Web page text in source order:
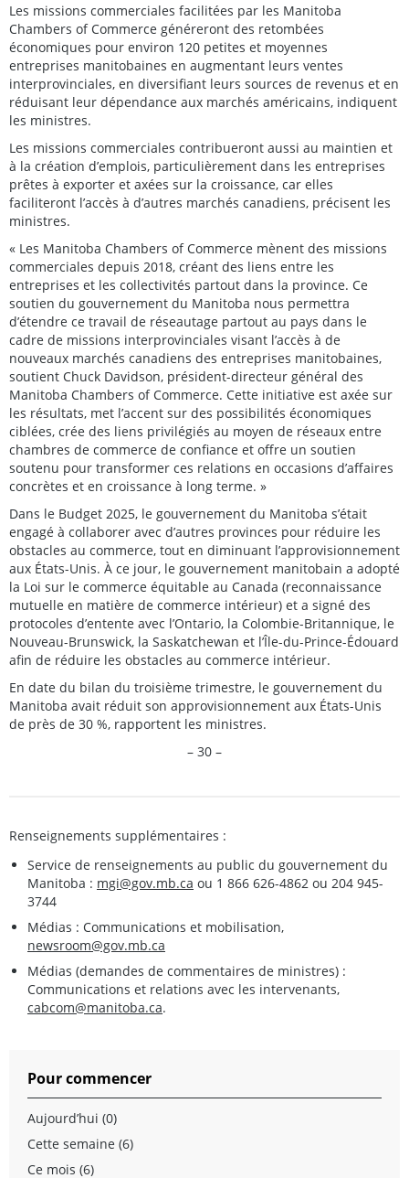
Les missions commerciales facilitées par les Manitoba
Chambers of Commerce généreront des retombées
économiques pour environ 120 petites et moyennes
entreprises manitobaines en augmentant leurs ventes
interprovinciales, en diversifiant leurs sources de revenus et en
réduisant leur dépendance aux marchés américains, indiquent
les ministres.
Les missions commerciales contribueront aussi au maintien et
à la création d’emplois, particulièrement dans les entreprises
prêtes à exporter et axées sur la croissance, car elles
faciliteront l’accès à d’autres marchés canadiens, précisent les
ministres.
« Les Manitoba Chambers of Commerce mènent des missions
commerciales depuis 2018, créant des liens entre les
entreprises et les collectivités partout dans la province. Ce
soutien du gouvernement du Manitoba nous permettra
d’étendre ce travail de réseautage partout au pays dans le
cadre de missions interprovinciales visant l’accès à de
nouveaux marchés canadiens des entreprises manitobaines,
soutient Chuck Davidson, président-directeur général des
Manitoba Chambers of Commerce. Cette initiative est axée sur
les résultats, met l’accent sur des possibilités économiques
ciblées, crée des liens privilégiés au moyen de réseaux entre
chambres de commerce de confiance et offre un soutien
soutenu pour transformer ces relations en occasions d’affaires
concrètes et en croissance à long terme. »
Dans le Budget 2025, le gouvernement du Manitoba s’était
engagé à collaborer avec d’autres provinces pour réduire les
obstacles au commerce, tout en diminuant l’approvisionnement
aux États-Unis. À ce jour, le gouvernement manitobain a adopté
la Loi sur le commerce équitable au Canada (reconnaissance
mutuelle en matière de commerce intérieur) et a signé des
protocoles d’entente avec l’Ontario, la Colombie-Britannique, le
Nouveau-Brunswick, la Saskatchewan et l’Île-du-Prince-Édouard
afin de réduire les obstacles au commerce intérieur.
En date du bilan du troisième trimestre, le gouvernement du
Manitoba avait réduit son approvisionnement aux États-Unis
de près de 30 %, rapportent les ministres.
– 30 –
Renseignements supplémentaires :
Service de renseignements au public du gouvernement du
Manitoba : mgi@gov.mb.ca ou 1 866 626-4862 ou 204 945-
3744
Médias : Communications et mobilisation,
newsroom@gov.mb.ca
Médias (demandes de commentaires de ministres) :
Communications et relations avec les intervenants,
cabcom@manitoba.ca.
Pour commencer
Aujourd’hui (0)
Cette semaine (6)
Ce mois (6)